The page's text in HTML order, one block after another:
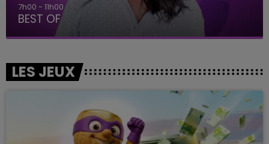
7h00 - 11h00
BEST OF
LES JEUX